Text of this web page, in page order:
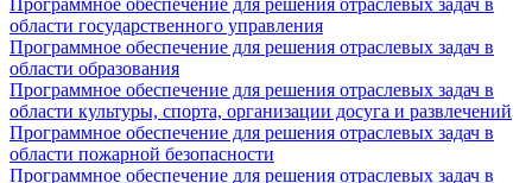
Программное обеспечение для решения отраслевых задач в
области государственного управления
Программное обеспечение для решения отраслевых задач в
области образования
Программное обеспечение для решения отраслевых задач в
области культуры, спорта, организации досуга и развлечений
Программное обеспечение для решения отраслевых задач в
области пожарной безопасности
Программное обеспечение для решения отраслевых задач в